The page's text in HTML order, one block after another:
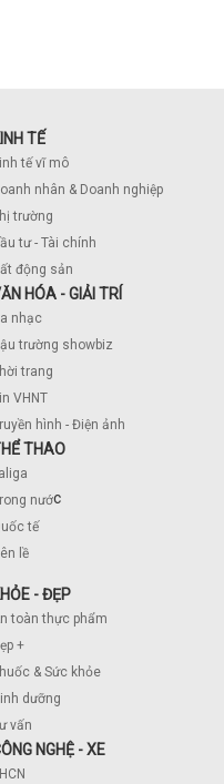
TẾ
tế vĩ mô
nhân & Doanh nghiệp
trường
tư - Tài chính
động sản
HÓA - GIẢI TRÍ
nhạc
trường showbiz
trang
VHNT
hình - Điện ảnh
THAO
nước
tế
lề
- ĐẸP
toàn thực phẩm
+
& Sức khỏe
dưỡng
vấn
NGHỆ - XE